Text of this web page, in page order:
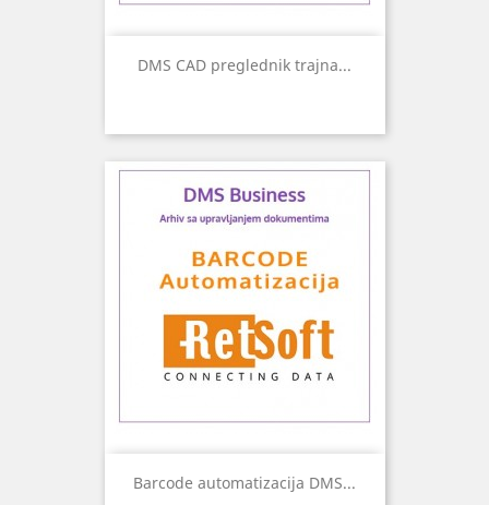
DMS CAD preglednik trajna...
Barcode automatizacija DMS...